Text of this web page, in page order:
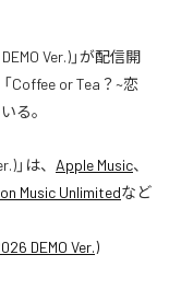
Ver.)」が配信開
Coffee or Tea？~恋
る。
」は、 Apple Music、
Music Unlimitedなど
DEMO Ver.)